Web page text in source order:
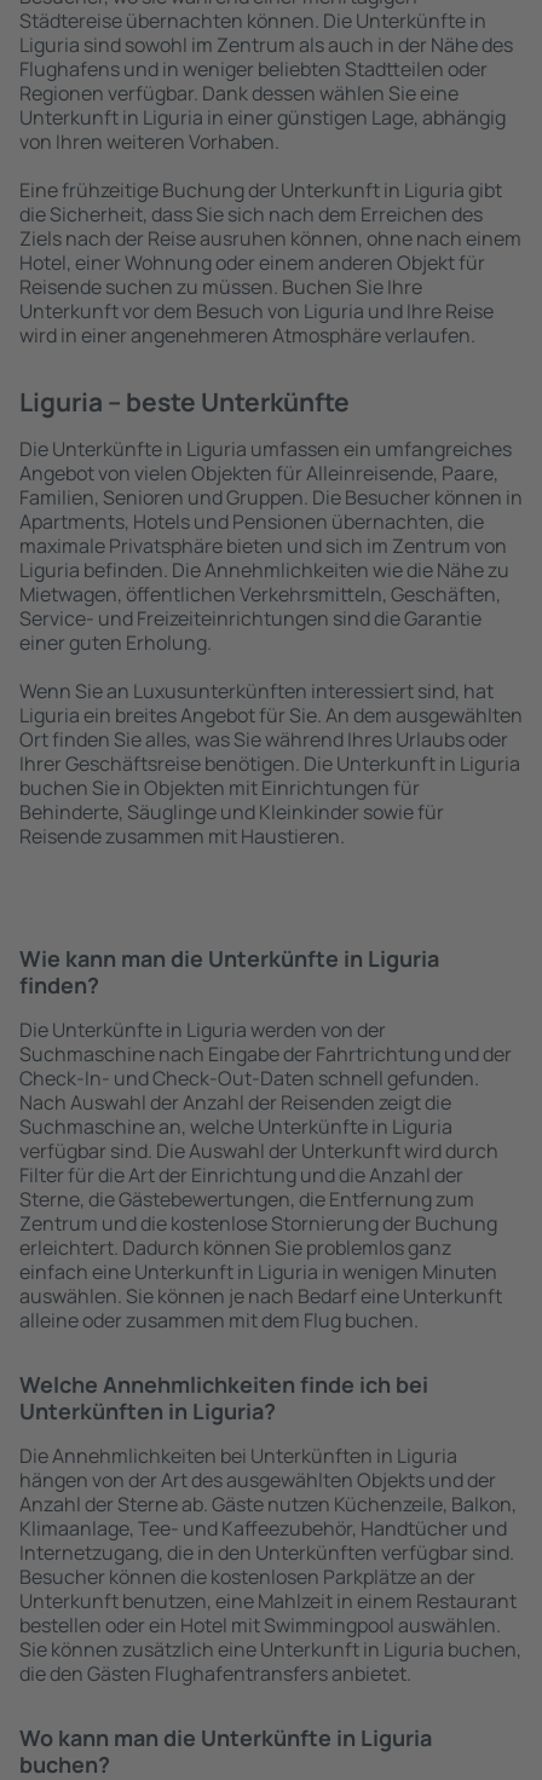
Städtereise übernachten können. Die Unterkünfte in
Liguria sind sowohl im Zentrum als auch in der Nähe des
Flughafens und in weniger beliebten Stadtteilen oder
Regionen verfügbar. Dank dessen wählen Sie eine
Unterkunft in Liguria in einer günstigen Lage, abhängig
von Ihren weiteren Vorhaben.
Eine frühzeitige Buchung der Unterkunft in Liguria gibt
die Sicherheit, dass Sie sich nach dem Erreichen des
Ziels nach der Reise ausruhen können, ohne nach einem
Hotel, einer Wohnung oder einem anderen Objekt für
Reisende suchen zu müssen. Buchen Sie Ihre
Unterkunft vor dem Besuch von Liguria und Ihre Reise
wird in einer angenehmeren Atmosphäre verlaufen.
Liguria – beste Unterkünfte
Die Unterkünfte in Liguria umfassen ein umfangreiches
Angebot von vielen Objekten für Alleinreisende, Paare,
Familien, Senioren und Gruppen. Die Besucher können in
Apartments, Hotels und Pensionen übernachten, die
maximale Privatsphäre bieten und sich im Zentrum von
Liguria befinden. Die Annehmlichkeiten wie die Nähe zu
Mietwagen, öffentlichen Verkehrsmitteln, Geschäften,
Service- und Freizeiteinrichtungen sind die Garantie
einer guten Erholung.
Wenn Sie an Luxusunterkünften interessiert sind, hat
Liguria ein breites Angebot für Sie. An dem ausgewählten
Ort finden Sie alles, was Sie während Ihres Urlaubs oder
Ihrer Geschäftsreise benötigen. Die Unterkunft in Liguria
buchen Sie in Objekten mit Einrichtungen für
Behinderte, Säuglinge und Kleinkinder sowie für
Reisende zusammen mit Haustieren.
Wie kann man die Unterkünfte in Liguria
finden?
Die Unterkünfte in Liguria werden von der
Suchmaschine nach Eingabe der Fahrtrichtung und der
Check-In- und Check-Out-Daten schnell gefunden.
Nach Auswahl der Anzahl der Reisenden zeigt die
Suchmaschine an, welche Unterkünfte in Liguria
verfügbar sind. Die Auswahl der Unterkunft wird durch
Filter für die Art der Einrichtung und die Anzahl der
Sterne, die Gästebewertungen, die Entfernung zum
Zentrum und die kostenlose Stornierung der Buchung
erleichtert. Dadurch können Sie problemlos ganz
einfach eine Unterkunft in Liguria in wenigen Minuten
auswählen. Sie können je nach Bedarf eine Unterkunft
alleine oder zusammen mit dem Flug buchen.
Welche Annehmlichkeiten finde ich bei
Unterkünften in Liguria?
Die Annehmlichkeiten bei Unterkünften in Liguria
hängen von der Art des ausgewählten Objekts und der
Anzahl der Sterne ab. Gäste nutzen Küchenzeile, Balkon,
Klimaanlage, Tee- und Kaffeezubehör, Handtücher und
Internetzugang, die in den Unterkünften verfügbar sind.
Besucher können die kostenlosen Parkplätze an der
Unterkunft benutzen, eine Mahlzeit in einem Restaurant
bestellen oder ein Hotel mit Swimmingpool auswählen.
Sie können zusätzlich eine Unterkunft in Liguria buchen,
die den Gästen Flughafentransfers anbietet.
Wo kann man die Unterkünfte in Liguria
buchen?